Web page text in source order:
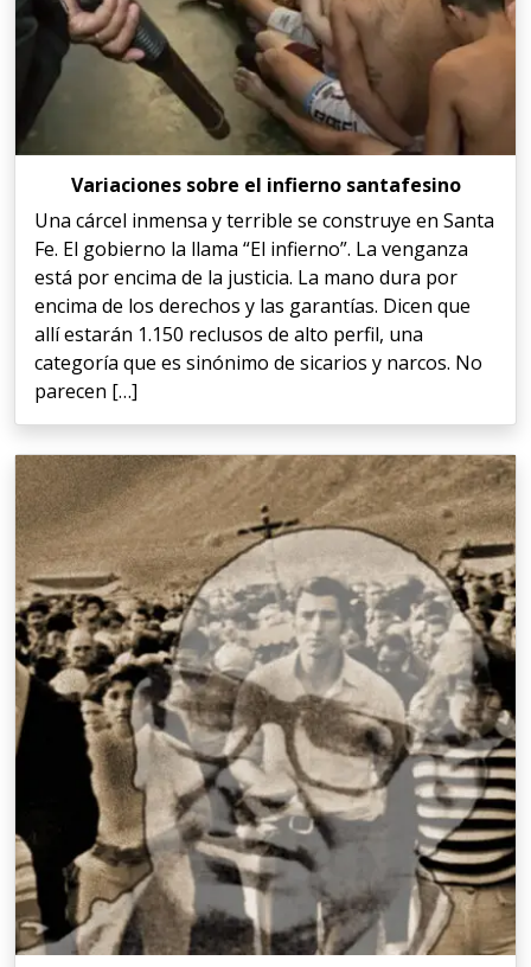
Variaciones sobre el infierno santafesino
Una cárcel inmensa y terrible se construye en Santa
Fe. El gobierno la llama “El infierno”. La venganza
está por encima de la justicia. La mano dura por
encima de los derechos y las garantías. Dicen que
allí estarán 1.150 reclusos de alto perfil, una
categoría que es sinónimo de sicarios y narcos. No
parecen […]